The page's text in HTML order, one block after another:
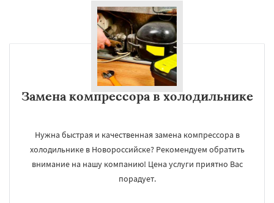
Замена компрессора в холодильнике
Нужна быстрая и качественная замена компрессора в
холодильнике в Новороссийске? Рекомендуем обратить
внимание на нашу компанию! Цена услуги приятно Вас
порадует.